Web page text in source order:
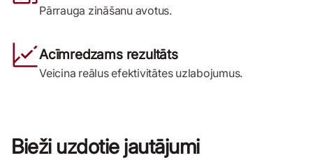
Pārrauga zināšanu avotus.
Acīmredzams rezultāts
Veicina reālus efektivitātes uzlabojumus.
Bieži uzdotie jautājumi